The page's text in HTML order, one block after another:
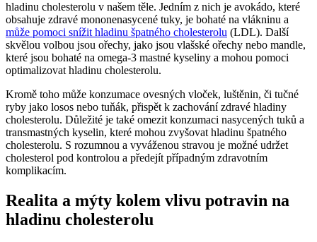
hladinu cholesterolu v našem těle. Jedním z nich je avokádo, které
obsahuje zdravé mononenasycené tuky, je bohaté na vlákninu a
může pomoci snížit hladinu špatného cholesterolu (LDL). Další
skvělou volbou jsou ořechy, jako jsou vlašské ořechy nebo mandle,
které jsou bohaté na omega-3 mastné kyseliny a mohou pomoci
optimalizovat hladinu cholesterolu.
Kromě toho může konzumace ovesných vloček, luštěnin, či tučné
ryby jako losos nebo tuňák, přispět k zachování zdravé hladiny
cholesterolu. Důležité je také omezit konzumaci nasycených tuků a
transmastných kyselin, které mohou zvyšovat hladinu špatného
cholesterolu. S rozumnou a vyváženou stravou je možné udržet
cholesterol pod kontrolou a předejít případným zdravotním
komplikacím.
Realita a mýty kolem vlivu potravin na
hladinu cholesterolu